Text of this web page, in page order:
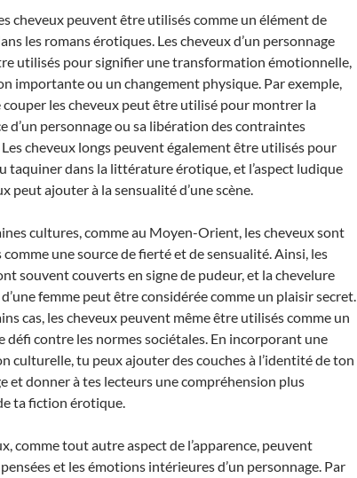
cheveux peuvent être utilisés comme un élément de
les romans érotiques. Les cheveux d’un personnage
utilisés pour signifier une transformation émotionnelle,
importante ou un changement physique. Par exemple,
couper les cheveux peut être utilisé pour montrer la
d’un personnage ou sa libération des contraintes
cheveux longs peuvent également être utilisés pour
taquiner dans la littérature érotique, et l’aspect ludique
peut ajouter à la sensualité d’une scène.
cultures, comme au Moyen-Orient, les cheveux sont
comme une source de fierté et de sensualité. Ainsi, les
souvent couverts en signe de pudeur, et la chevelure
femme peut être considérée comme un plaisir secret.
cas, les cheveux peuvent même être utilisés comme un
défi contre les normes sociétales. En incorporant une
culturelle, tu peux ajouter des couches à l’identité de ton
et donner à tes lecteurs une compréhension plus
ta fiction érotique.
comme tout autre aspect de l’apparence, peuvent
et les émotions intérieures d’un personnage. Par